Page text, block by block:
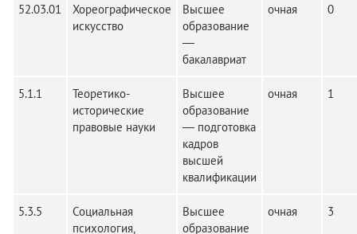
52.03.01
Хореографическое
искусство
Высшее
образование
—
бакалавриат
очная 0
5.1.1
Теоретико-
исторические
правовые науки
Высшее
образование
— подготовка
кадров
высшей
квалификации
очная 1
5.3.5
Социальная
психология,
Высшее
образование
очная 3